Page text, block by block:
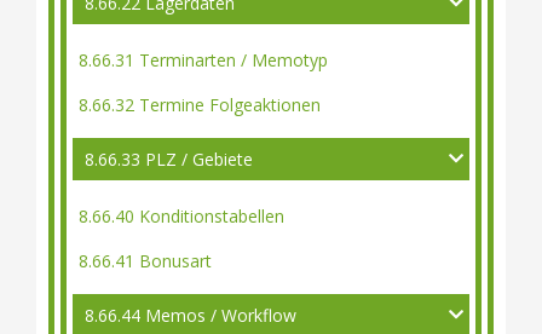
8.66.31 Terminarten / Memotyp
8.66.32 Termine Folgeaktionen
8.66.33 PLZ / Gebiete
8.66.40 Konditionstabellen
8.66.41 Bonusart
8.66.44 Memos / Workflow